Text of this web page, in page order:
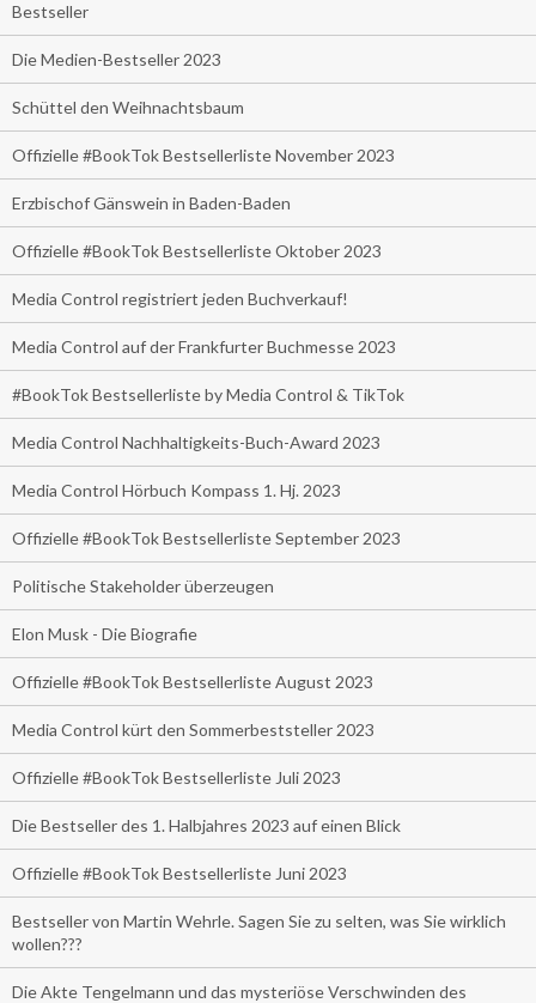
Bestseller
Die Medien-Bestseller 2023
Schüttel den Weihnachtsbaum
Offizielle #BookTok Bestsellerliste November 2023
Erzbischof Gänswein in Baden-Baden
Offizielle #BookTok Bestsellerliste Oktober 2023
Media Control registriert jeden Buchverkauf!
Media Control auf der Frankfurter Buchmesse 2023
#BookTok Bestsellerliste by Media Control & TikTok
Media Control Nachhaltigkeits-Buch-Award 2023
Media Control Hörbuch Kompass 1. Hj. 2023
Offizielle #BookTok Bestsellerliste September 2023
Politische Stakeholder überzeugen
Elon Musk - Die Biografie
Offizielle #BookTok Bestsellerliste August 2023
Media Control kürt den Sommerbeststeller 2023
Offizielle #BookTok Bestsellerliste Juli 2023
Die Bestseller des 1. Halbjahres 2023 auf einen Blick
Offizielle #BookTok Bestsellerliste Juni 2023
Bestseller von Martin Wehrle. Sagen Sie zu selten, was Sie wirklich
wollen???
Die Akte Tengelmann und das mysteriöse Verschwinden des